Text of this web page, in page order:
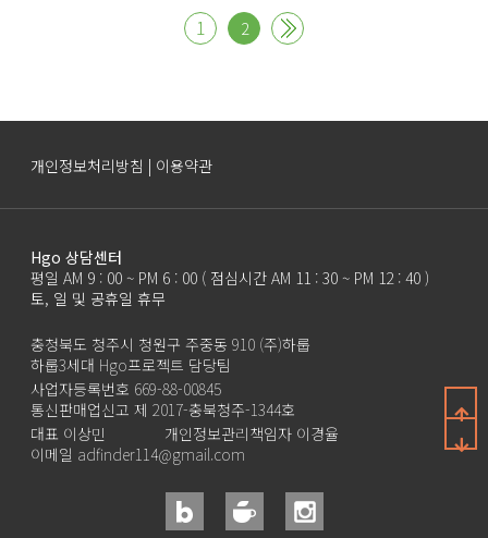
1 2
개인정보처리방침 | 이용약관
Hgo 상담센터
평일 AM 9 : 00 ~ PM 6 : 00 ( 점심시간 AM 11 : 30 ~ PM 12 : 40 )
토, 일 및 공휴일 휴무
충청북도 청주시 청원구 주중동 910 (주)하룹
하룹3세대 Hgo프로젝트 담당팀
사업자등록번호 669-88-00845
통신판매업신고 제 2017-충북청주-1344호
대표 이상민
개인정보관리책임자 이경율
이메일 adfinder114@gmail.com